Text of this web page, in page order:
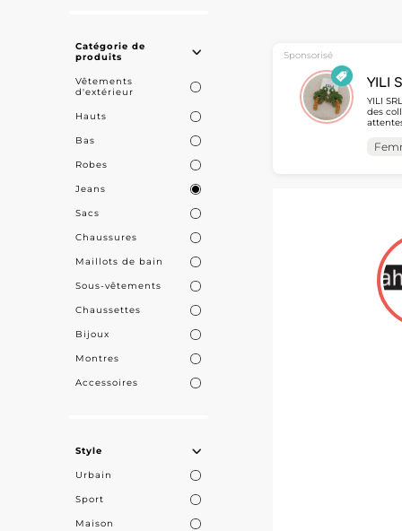
Catégorie de
produits
Vêtements
d'extérieur
Hauts
Bas
Robes
Jeans
Sacs
Chaussures
Maillots de bain
Sous-vêtements
Chaussettes
Bijoux
Montres
Accessoires
Style
Urbain
Sport
Maison
En
mode
soyez à la
intemporels,
partenariat
Sponsorisé
YILI
YILI
des